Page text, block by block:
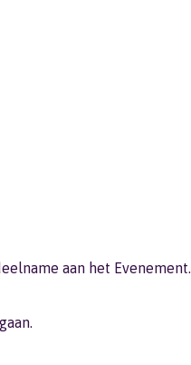
aan het Evenement.